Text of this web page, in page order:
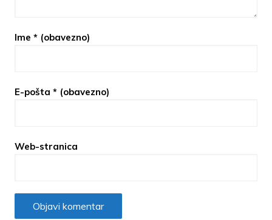
Ime * (obavezno)
E-pošta * (obavezno)
Web-stranica